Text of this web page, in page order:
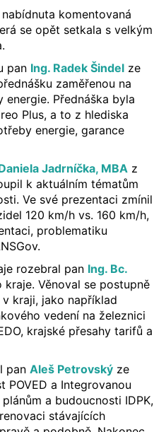
komentovaná
se opět setkala s velkým
pan Ing. Radek Šindel ze
zaměřenou na
Přednáška byla
Plus, a to z hlediska
energie, garance
Jadrníčka, MBA z
k aktuálním tématům
Ve své prezentaci zmínil
120 km/h vs. 160 km/h,
problematiku
rozebral pan Ing. Bc.
Věnoval se postupně
kraji, jako například
vedení na železnici
krajské přesahy tarifů a
panAleš Petrovský ze
POVED a Integrovanou
a budoucnosti IDPK,
stávajících